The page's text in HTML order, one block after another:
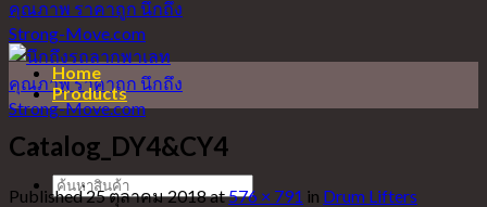
ค้นหา:
Home
Products
Catalog_DY4&CY4
Published่25 ตุลาคม 2018at576 × 791 in Drum Lifters